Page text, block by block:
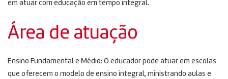
em atuar com educação em tempo integral.
Área de atuação
Ensino Fundamental e Médio: O educador pode atuar em escolas
que oferecem o modelo de ensino integral, ministrando aulas e